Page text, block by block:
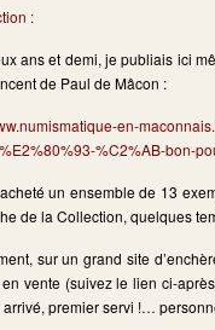
:
ans et demi, je publiais ici
de Paul de Mâcon :
en-
%C2%AB-bon-
un ensemble de 13
de la Collection, quelques
sur un grand site
vente (suivez le lien ci-
premier servi !…